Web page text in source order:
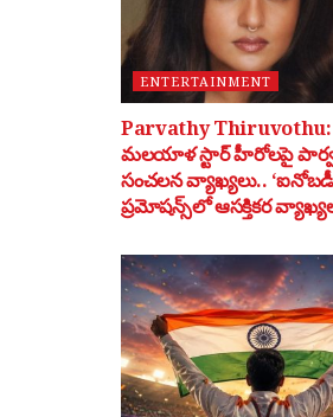
ENTERTAINMENT
Parvathy Thiruvothu:
మలయాళ స్టార్ హీరోలపై
సంచలన వ్యాఖ్యలు..
ప్రమోషన్స్‌లో ఆసక్తికర